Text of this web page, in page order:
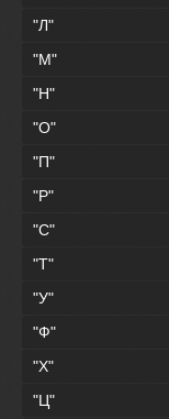
"Л"
"М"
"Н"
"О"
"П"
"Р"
"С"
"Т"
"У"
"Ф"
"Х"
"Ц"